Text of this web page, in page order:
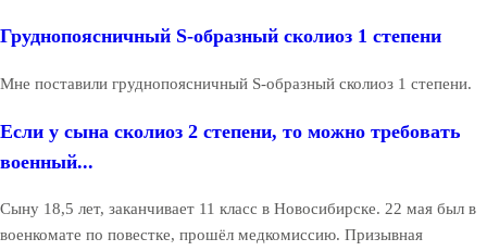
Груднопоясничный S-образный сколиоз 1 степени
Мне поставили груднопоясничный S-образный сколиоз 1 степени.
Если у сына сколиоз 2 степени, то можно требовать
военный...
Сыну 18,5 лет, заканчивает 11 класс в Новосибирске. 22 мая был в
военкомате по повестке, прошёл медкомиссию. Призывная